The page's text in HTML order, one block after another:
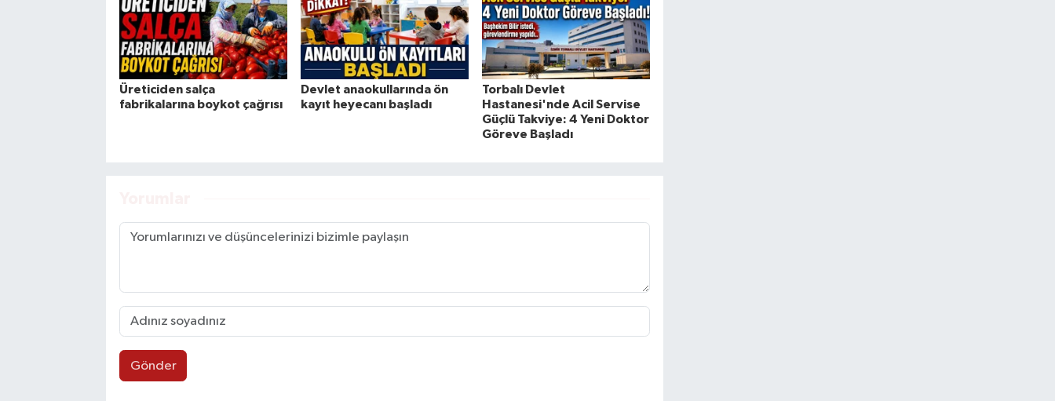
Üreticiden salça
fabrikalarına boykot çağrısı
Devlet anaokullarında ön
kayıt heyecanı başladı
Torbalı Devlet
Hastanesi'nde Acil Servise
Güçlü Takviye: 4 Yeni Doktor
Göreve Başladı
Gönder